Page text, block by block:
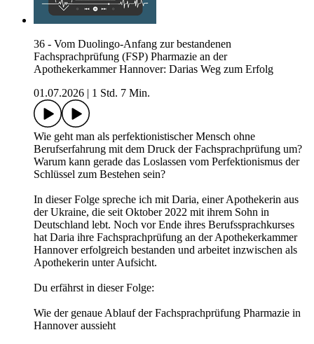
36 - Vom Duolingo-Anfang zur bestandenen
Fachsprachprüfung (FSP) Pharmazie an der
Apothekerkammer Hannover: Darias Weg zum Erfolg
01.07.2026
1 Std. 7 Min.
Wie geht man als perfektionistischer Mensch ohne
Berufserfahrung mit dem Druck der Fachsprachprüfung um?
Warum kann gerade das Loslassen vom Perfektionismus der
Schlüssel zum Bestehen sein?
In dieser Folge spreche ich mit Daria, einer Apothekerin aus
der Ukraine, die seit Oktober 2022 mit ihrem Sohn in
Deutschland lebt. Noch vor Ende ihres Berufssprachkurses
hat Daria ihre Fachsprachprüfung an der Apothekerkammer
Hannover erfolgreich bestanden und arbeitet inzwischen als
Apothekerin unter Aufsicht.
Du erfährst in dieser Folge:
Wie der genaue Ablauf der Fachsprachprüfung Pharmazie in
Hannover aussieht